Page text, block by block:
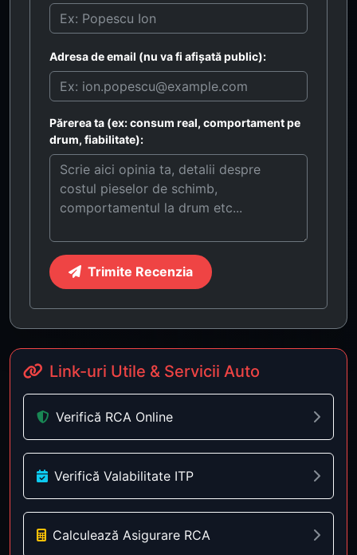
Adresa de email (nu va fi afișată public):
Părerea ta (ex: consum real, comportament pe
drum, fiabilitate):
Trimite Recenzia
Link-uri Utile & Servicii Auto
Verifică RCA Online
Verifică Valabilitate ITP
Calculează Asigurare RCA